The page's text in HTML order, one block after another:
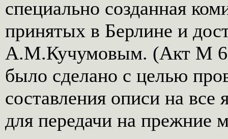
специально созданная
принятых в Берлине и
А.М.Кучумовым. (Акт М
было сделано с целью
составления описи на все
для передачи на прежние